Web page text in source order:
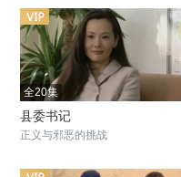
全20集
县委书记
正义与邪恶的挑战